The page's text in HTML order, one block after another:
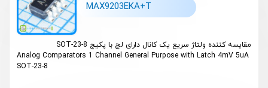
MAX9203EKA+T
مقایسه کننده ولتاژ سریع یک کانال دارای لچ با پکیج SOT-23-8
Analog Comparators 1 Channel General Purpose with Latch 4mV 5uA
SOT-23-8